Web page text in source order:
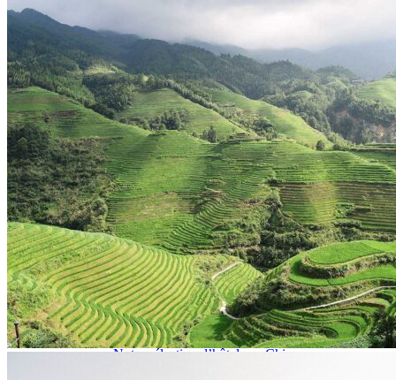
Infos pratiques
Notre agence
Notre agence en Chine
Réseau Asian Roads
Garanties et engagements Asian Roads
Avis de nos voyageurs
Voyages d’affaires en Chine
Voyage scolaire et culturel en Chine
La Chine & ses secrets
Présentation de la Chine
Cuisines de Chine
Les Minorités Ethniques Chinoises
Fêtes traditionnelles & vacances en Chine
Les signes astrologiques Chinois
Les plus belles montagnes de Chine
Les plus belles balades de Chine
La Chine vue du ciel
Visiter la Chine pour voir le monde
Les langues en Chine : une étonnante diversité
Préparer son voyage en Chine
Notre sélection d’hôtels en Chine